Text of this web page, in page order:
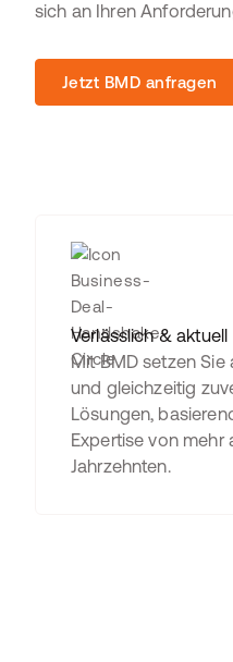
sich an Ihren
Jetzt BMD anfragen
Verlässlich & aktuell
Mit BMD setzen Sie
und gleichzeitig
Lösungen,
Expertise von mehr
Jahrzehnten.